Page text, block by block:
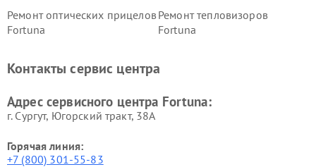
Ремонт оптических прицелов
Fortuna
Ремонт тепловизоров
Fortuna
Контакты сервис центра
Адрес сервисного центра Fortuna:
г. Сургут, Югорский тракт, 38А
Горячая линия:
+7 (800) 301-55-83